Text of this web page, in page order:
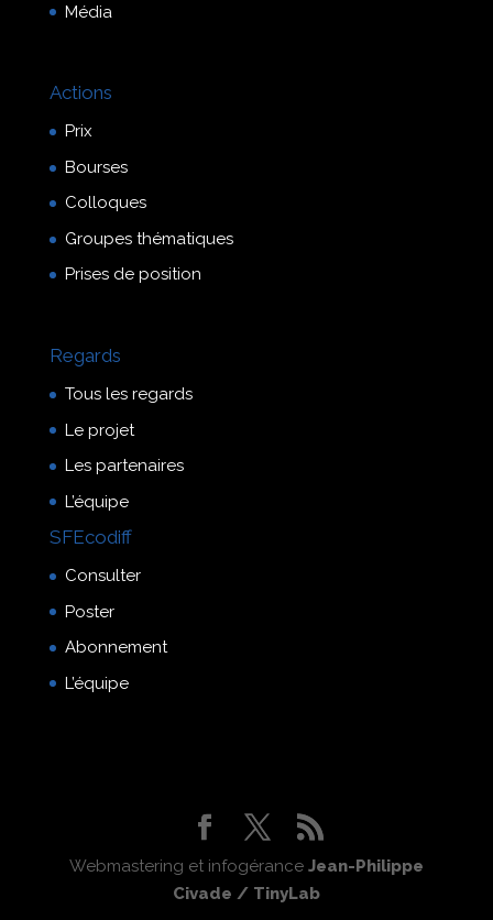
Média
Actions
Prix
Bourses
Colloques
Groupes thématiques
Prises de position
Regards
Tous les regards
Le projet
Les partenaires
L’équipe
SFEcodiff
Consulter
Poster
Abonnement
L’équipe
Webmastering et infogérance Jean-Philippe
Civade / TinyLab